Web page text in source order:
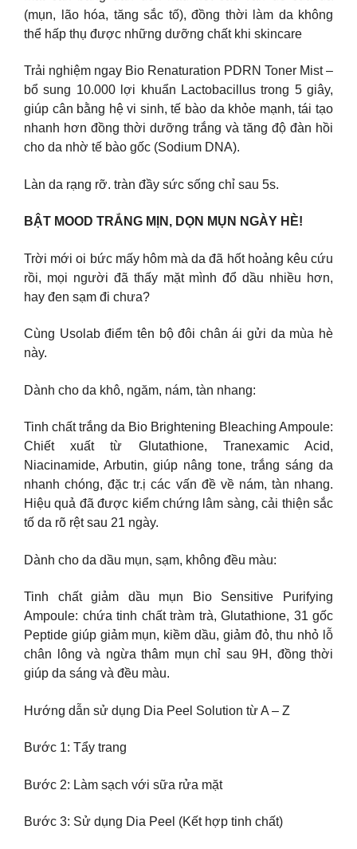
(mụn, lão hóa, tăng sắc tố), đồng thời làm da không
thể hấp thụ được những dưỡng chất khi skincare
Trải nghiệm ngay Bio Renaturation PDRN Toner Mist –
bổ sung 10.000 lợi khuẩn Lactobacillus trong 5 giây,
giúp cân bằng hệ vi sinh, tế bào da khỏe mạnh, tái tạo
nhanh hơn đồng thời dưỡng trắng và tăng độ đàn hồi
cho da nhờ tế bào gốc (Sodium DNA).
Làn da rạng rỡ. tràn đầy sức sống chỉ sau 5s.
BẬT MOOD TRẮNG MỊN, DỌN MỤN NGÀY HÈ!
Trời mới oi bức mấy hôm mà da đã hốt hoảng kêu cứu
rồi, mọi người đã thấy mặt mình đổ dầu nhiều hơn,
hay đen sạm đi chưa?
Cùng Usolab điểm tên bộ đôi chân ái gửi da mùa hè
này.
Dành cho da khô, ngăm, nám, tàn nhang:
Tinh chất trắng da Bio Brightening Bleaching Ampoule:
Chiết xuất từ Glutathione, Tranexamic Acid,
Niacinamide, Arbutin, giúp nâng tone, trắng sáng da
nhanh chóng, đặc tr.ị các vấn đề về nám, tàn nhang.
Hiệu quả đã được kiểm chứng lâm sàng, cải thiện sắc
tố da rõ rệt sau 21 ngày.
Dành cho da dầu mụn, sạm, không đều màu:
Tinh chất giảm dầu mụn Bio Sensitive Purifying
Ampoule: chứa tinh chất tràm trà, Glutathione, 31 gốc
Peptide giúp giảm mụn, kiềm dầu, giảm đỏ, thu nhỏ lỗ
chân lông và ngừa thâm mụn chỉ sau 9H, đồng thời
giúp da sáng và đều màu.
Hướng dẫn sử dụng Dia Peel Solution từ A – Z
Bước 1: Tẩy trang
Bước 2: Làm sạch với sữa rửa mặt
Bước 3: Sử dụng Dia Peel (Kết hợp tinh chất)